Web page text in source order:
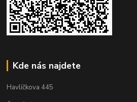
Kde nás najdete
Havlíčkova 445